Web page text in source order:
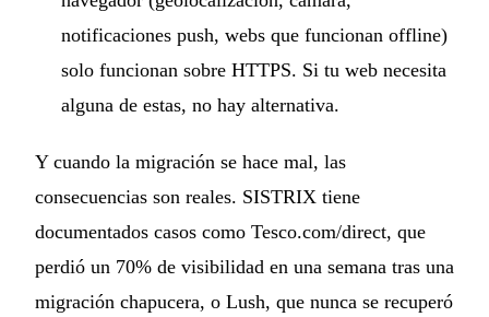
notificaciones push, webs que funcionan offline)
solo funcionan sobre HTTPS. Si tu web necesita
alguna de estas, no hay alternativa.
Y cuando la migración se hace mal, las
consecuencias son reales. SISTRIX tiene
documentados casos como Tesco.com/direct, que
perdió un 70% de visibilidad en una semana tras una
migración chapucera, o Lush, que nunca se recuperó